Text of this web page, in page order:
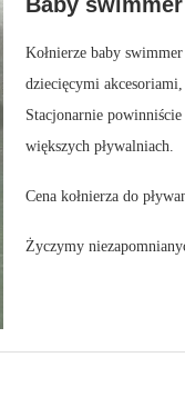
Kołnierze baby
dziecięcymi
Stacjonarnie
większych pływalniach.
Cena kołnierza do
Życzymy